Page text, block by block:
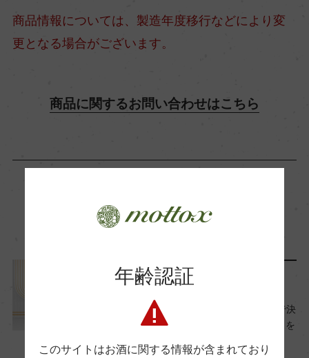
+3
きょうかい701号
商品情報については、製造年度移行などにより変
更となる場合がございます。
商品に関するお問い合わせはこちら
この商品に関連する記事
年末年始のお酒選びはコレで決
まり！おすすめ12選でお正月を
年齢認証
このサイトはお酒に関する情報が含まれており